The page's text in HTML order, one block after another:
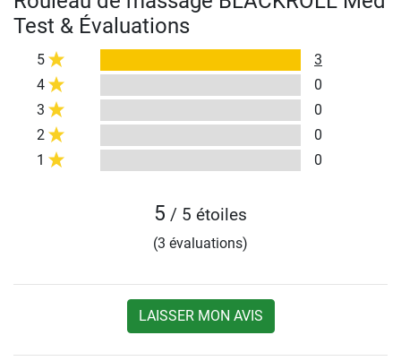
Test & Évaluations
5
3
4
0
3
0
2
0
1
0
5 / 5 étoiles
(3 évaluations)
LAISSER MON AVIS